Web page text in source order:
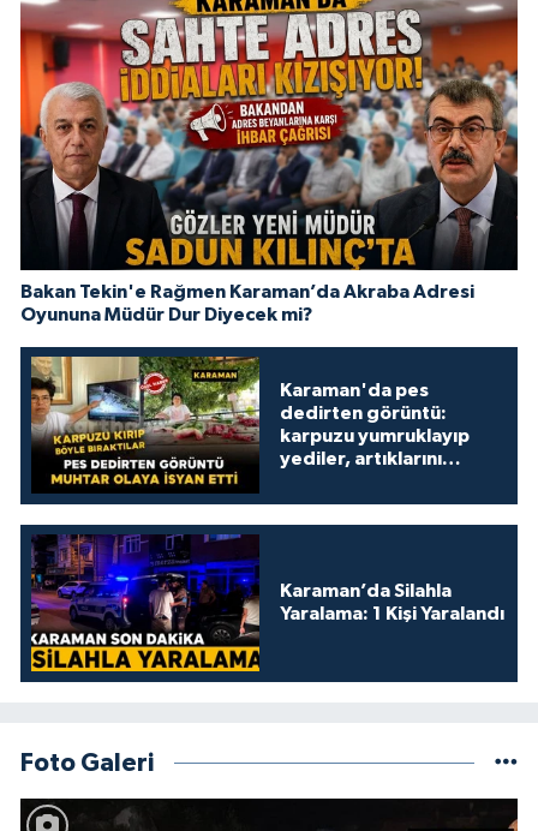
Bakan Tekin'e Rağmen Karaman’da Akraba Adresi
Oyununa Müdür Dur Diyecek mi?
Karaman'da pes
dedirten görüntü:
karpuzu yumruklayıp
yediler, artıklarını
Karaman’da Silahla
Yaralama: 1 Kişi Yaralandı
Foto Galeri